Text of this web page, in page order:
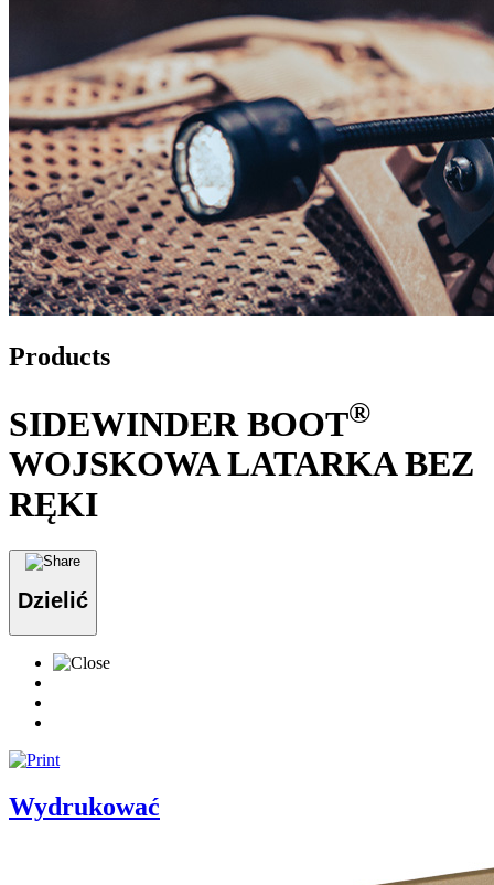
Products
SIDEWINDER BOOT®
WOJSKOWA LATARKA BEZ
RĘKI
Dzielić
Wydrukować